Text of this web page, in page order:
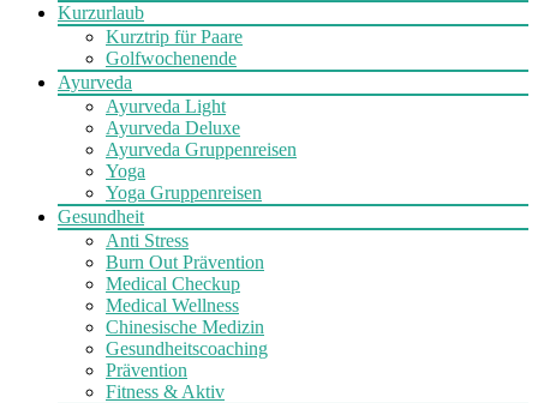
Kurzurlaub
Kurztrip für Paare
Golfwochenende
Ayurveda
Ayurveda Light
Ayurveda Deluxe
Ayurveda Gruppenreisen
Yoga
Yoga Gruppenreisen
Gesundheit
Anti Stress
Burn Out Prävention
Medical Checkup
Medical Wellness
Chinesische Medizin
Gesundheitscoaching
Prävention
Fitness & Aktiv